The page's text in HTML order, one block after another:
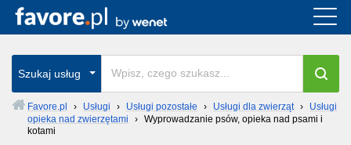
Szukaj usług
Favore.pl › Usługi › Usługi pozostałe › Usługi dla zwierząt ›
Usługi
opieka nad zwierzętami
› Wyprowadzanie psów, opieka nad psami i
kotami
Cała Polska
wszystkie w całym kraju
Warszawa